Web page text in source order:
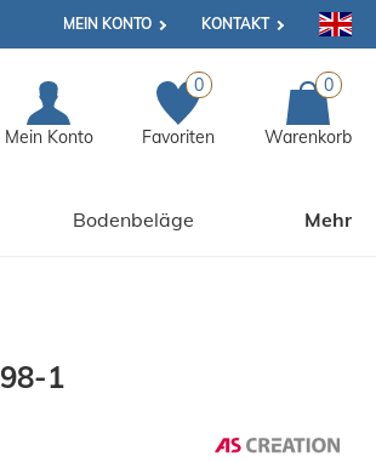
MEIN KONTO KONTAKT
Mein Konto
0
Favoriten
0
Warenkorb
Bodenbeläge Mehr
1